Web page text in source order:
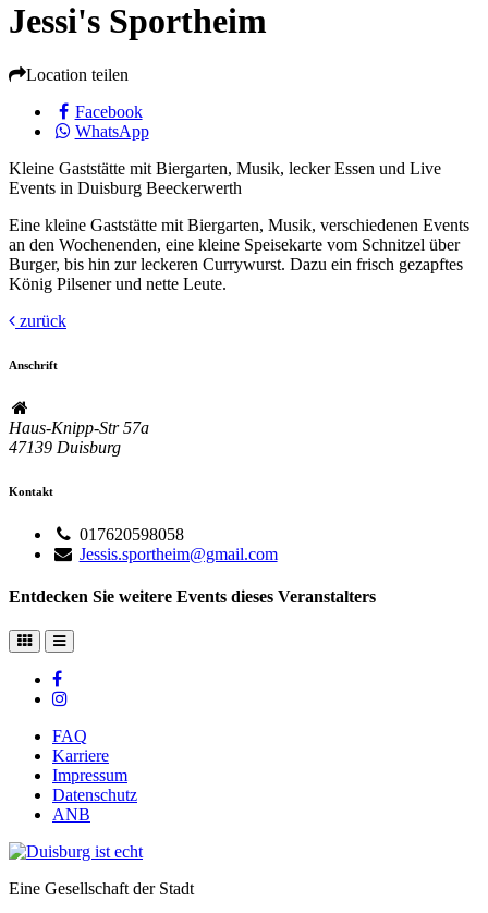
Jessi's Sportheim
Location teilen
Facebook
WhatsApp
Kleine Gaststätte mit Biergarten, Musik, lecker Essen und Live
Events in Duisburg Beeckerwerth
Eine kleine Gaststätte mit Biergarten, Musik, verschiedenen Events
an den Wochenenden, eine kleine Speisekarte vom Schnitzel über
Burger, bis hin zur leckeren Currywurst. Dazu ein frisch gezapftes
König Pilsener und nette Leute.
zurück
Anschrift
Haus-Knipp-Str 57a
47139 Duisburg
Kontakt
017620598058
Jessis.sportheim@gmail.com
Entdecken Sie weitere Events dieses Veranstalters
FAQ
Karriere
Impressum
Datenschutz
ANB
Eine Gesellschaft der Stadt